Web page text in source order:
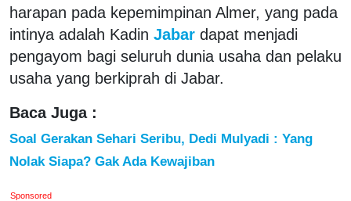
harapan pada kepemimpinan Almer, yang pada
intinya adalah Kadin Jabar dapat menjadi
pengayom bagi seluruh dunia usaha dan pelaku
usaha yang berkiprah di Jabar.
Baca Juga :
Soal Gerakan Sehari Seribu, Dedi Mulyadi : Yang
Nolak Siapa? Gak Ada Kewajiban
Sponsored